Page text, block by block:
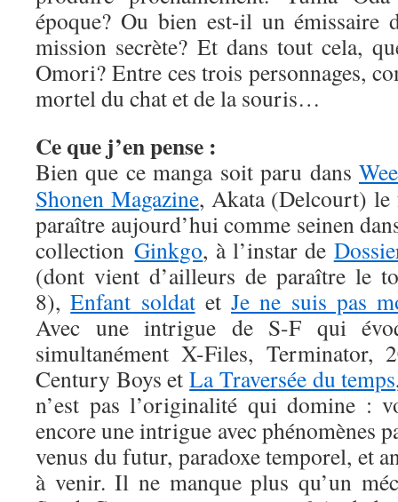
époque? Ou bien est-il un émissaire
mission secrète? Et dans tout cela,
Omori? Entre ces trois personnages,
mortel du chat et de la souris…
Ce que j’en pense :
Bien que ce manga soit paru dans
Shonen Magazine, Akata (Delcourt) le
paraître aujourd’hui comme seinen
collectionGinkgo, à l’instar de
(dont vient d’ailleurs de paraître le
8),Enfant soldatet Je ne suis pas
Avec une intrigue de S-F qui
simultanément X-Files, Terminator,
Century Boys etLa Traversée du temps
n’est pas l’originalité qui domine :
encore une intrigue avec phénomènes
venus du futur, paradoxe temporel, et
à venir. Il ne manque plus qu’un